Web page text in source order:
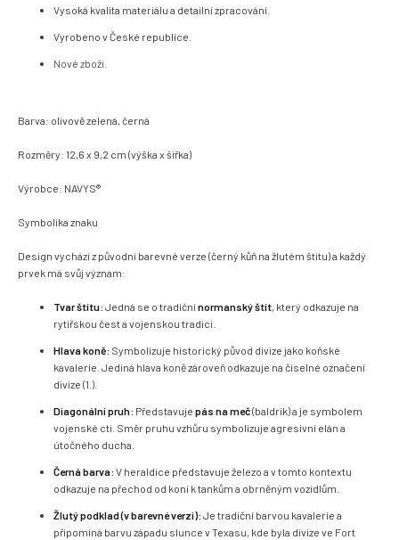
Vysoká kvalita materiálu a detailní zpracování.
Vyrobeno v České republice.
Nové zboží.
Barva: olivově zelená, černá
Rozměry: 12,6 x 9,2 cm (výška x šířka)
Výrobce: NAVYS®
Symbolika znaku
Design vychází z původní barevné verze (černý kůň na žlutém štítu) a každý
prvek má svůj význam:
Tvar štítu: Jedná se o tradičnínormanský štít, který odkazuje na
rytířskou čest a vojenskou tradici.
Hlava koně: Symbolizuje historický původ divize jako koňské
kavalerie. Jediná hlava koně zároveň odkazuje na číselné označení
divize (1.).
Diagonální pruh: Představuje pás na meč(baldrik) a je symbolem
vojenské cti. Směr pruhu vzhůru symbolizuje agresivní elán a
útočného ducha.
Černá barva: V heraldice představuje železo a v tomto kontextu
odkazuje na přechod od koní k tankům a obrněným vozidlům.
Žlutý podklad (v barevné verzi): Je tradiční barvou kavalerie a
připomíná barvu západu slunce v Texasu, kde byla divize ve Fort